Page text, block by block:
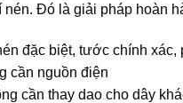
nén. Đó là giải pháp hoàn
đặc biệt, tước chính
cần nguồn điện
cần thay dao cho dây